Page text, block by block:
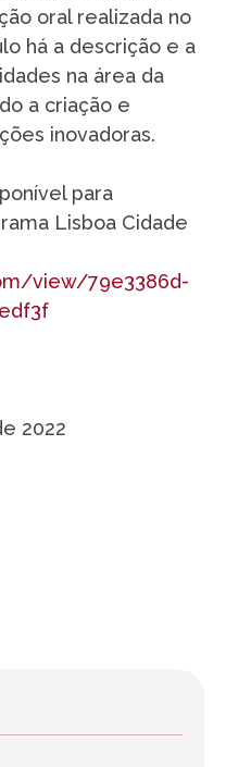
oral realizada no
há a descrição e a
na área da
a criação e
inovadoras.
para
Lisboa Cidade
view/79e3386d-
2022